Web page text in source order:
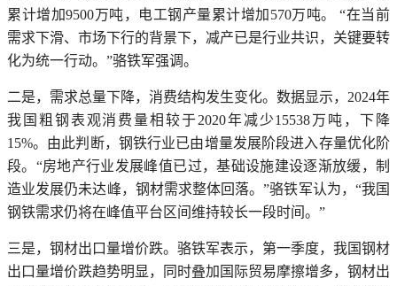
累计增加9500万吨，电工钢产量累计增加570万吨。 “在当前
需求下滑、市场下行的背景下，减产已是行业共识，关键要转
化为统一行动。”骆铁军强调。
二是，需求总量下降，消费结构发生变化。数据显示，2024年
我国粗钢表观消费量相较于2020年减少15538万吨，下降
15%。由此判断，钢铁行业已由增量发展阶段进入存量优化阶
段。“房地产行业发展峰值已过，基础设施建设逐渐放缓，制
造业发展仍未达峰，钢材需求整体回落。”骆铁军认为，“我国
钢铁需求仍将在峰值平台区间维持较长一段时间。”
三是，钢材出口量增价跌。骆铁军表示，第一季度，我国钢材
出口量增价跌趋势明显，同时叠加国际贸易摩擦增多，钢材出